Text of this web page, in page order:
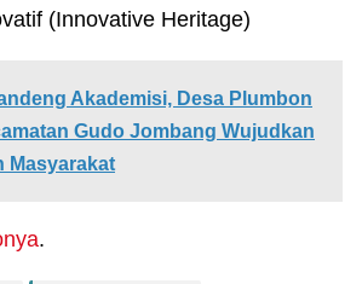
(Innovative Heritage)
Akademisi, Desa Plumbon
Gudo Jombang Wujudkan
Masyarakat
.